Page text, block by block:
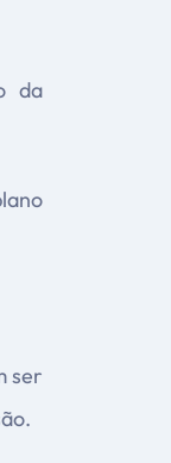
da
ser